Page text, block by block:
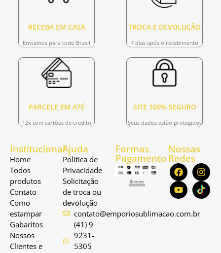
RECEBA EM CASA
Enviamos para todo Brasil
TROCA E DEVOLUÇÃO
7 dias após o recebimento
PARCELE EM ATÉ
12x com cartões de credito
SITE 100% SEGURO
Seus dados estão protegidos
Institucional
Home
Todos
produtos
Contato
Como
estampar
Gabaritos
Nossos
Clientes e
Ajuda
Política de
Privacidade
Solicitação
de troca ou
devolução
contato@emporiosublimacao.com.br
(41) 9
9231-
5305
Formas
Pagamento
Nossas
Redes